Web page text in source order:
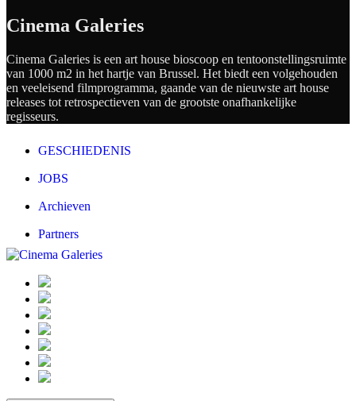
Cinema Galeries
Cinema Galeries is een art house bioscoop en tentoonstellingsruimte
van 1000 m2 in het hartje van Brussel. Het biedt een volgehouden
en veeleisend filmprogramma, gaande van de nieuwste art house
releases tot retrospectieven van de grootste onafhankelijke
regisseurs.
GESCHIEDENIS
JOBS
Archieven
Partners